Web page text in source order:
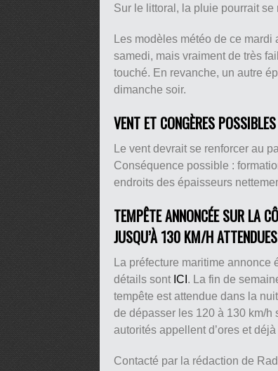
pause
Sur le littoral, la pluie pourrait
Les modèles météo de ce
samedi, mais vraiment de très
touché. En revanche, un autre
dimanche soir.
VENT ET CONGÈRES POSSIBLES
Le vent devrait se renforcer au
Conséquence possible :
endroits des épaisseurs
TEMPÊTE ANNONCÉE SUR LA
JUSQU’À 130 KM/H
La préfecture maritime
détails sont ICI . La fin de
tempête est attendue dans la
de dépasser les 120 à 130 km/h
autorités appellent d’ores et
Contacté par la rédaction de